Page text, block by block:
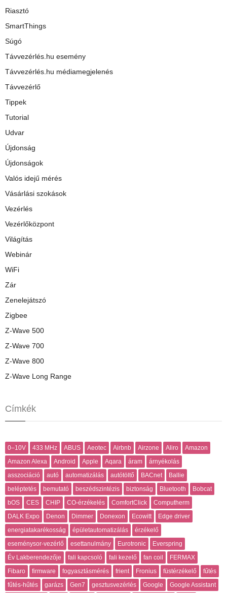
Riasztó
SmartThings
Súgó
Távvezérlés.hu esemény
Távvezérlés.hu médiamegjelenés
Távvezérlő
Tippek
Tutorial
Udvar
Újdonság
Újdonságok
Valós idejű mérés
Vásárlási szokások
Vezérlés
Vezérlőközpont
Világítás
Webinár
WiFi
Zár
Zenelejátszó
Zigbee
Z-Wave 500
Z-Wave 700
Z-Wave 800
Z-Wave Long Range
Címkék
0–10V 433 MHz ABUS Aeotec Airbnb Airzone Aliro
Amazon
Amazon Alexa
Android Apple Aqara áram
árnyékolás
asszociáció
autó automatizálás autótöltő BACnet
Ballie
beléptetés
bemutató beszédszintézis biztonság Bluetooth
Bobcat
bOS
CES CHIP CO-érzékelés ComfortClick
Computherm
DALK Expo
Denon Dimmer Donexon Ecowitt
Edge driver
energiatakarékosság
épületautomatizálás
érzékelő
eseménysor-vezérlő
esettanulmány Eurotronic
Everspring
Év Lakberendezője
fali kapcsoló fali kezelő fan coil
FERMAX
Fibaro
firmware fogyasztásmérés frient Fronius füstérzékelő
fűtés
fűtés-hűtés
garázs Gen7 gesztusvezérlés Google
Google Assistant